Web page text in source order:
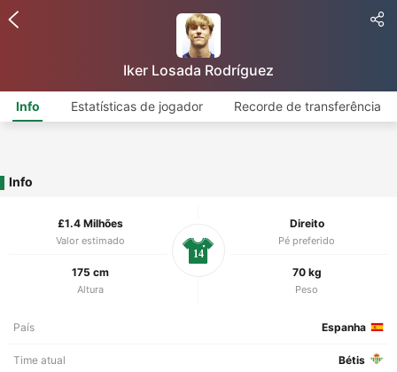
Iker Losada Rodríguez
Info Estatísticas de jogador Recorde de transferência
Info
£1.4 Milhões
Valor estimado
Direito
Pé preferido
175 cm
Altura
70 kg
Peso
14
País Espanha
Time atual Bétis